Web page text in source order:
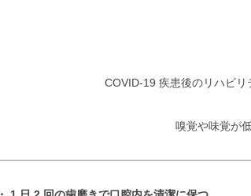
COVID-19 疾患後のリハビ
嗅覚や味覚が